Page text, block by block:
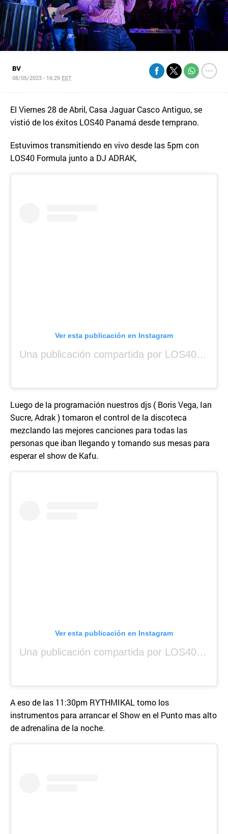
BV
08/05/2023 - 16:29 EST
El Viernes 28 de Abril, Casa Jaguar Casco Antiguo, se
vistió de los éxitos LOS40 Panamá desde temprano.
Estuvimos transmitiendo en vivo desde las 5pm con
LOS40 Formula junto a DJ ADRAK,
Ver esta publicación en Instagram
Una publicación compartida por LOS40 Panamá (@los40panama)
Luego de la programación nuestros djs ( Boris Vega, Ian
Sucre, Adrak ) tomaron el control de la discoteca
mezclando las mejores canciones para todas las
personas que iban llegando y tomando sus mesas para
esperar el show de Kafu.
Ver esta publicación en Instagram
Una publicación compartida por LOS40 Panamá (@los40panama)
A eso de las 11:30pm RYTHMIKAL tomo los
instrumentos para arrancar el Show en el Punto mas alto
de adrenalina de la noche.